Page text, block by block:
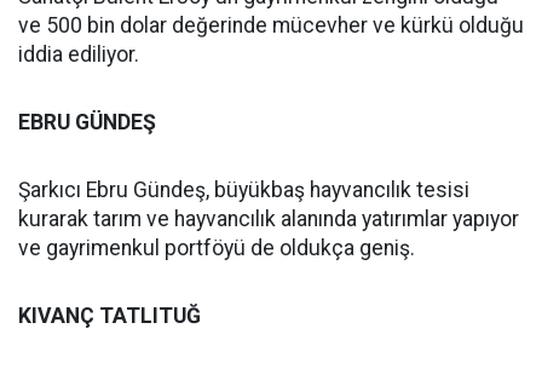
ve 500 bin dolar değerinde mücevher ve kürkü olduğu
iddia ediliyor.
EBRU GÜNDEŞ
Şarkıcı Ebru Gündeş, büyükbaş hayvancılık tesisi
kurarak tarım ve hayvancılık alanında yatırımlar yapıyor
ve gayrimenkul portföyü de oldukça geniş.
KIVANÇ TATLITUĞ